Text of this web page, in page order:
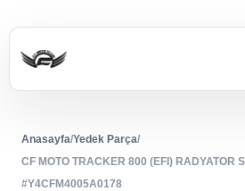
Anasayfa/Yedek Parça/
CF MOTO TRACKER 800 (EFI) RADYATOR
#Y4CFM4005A0178